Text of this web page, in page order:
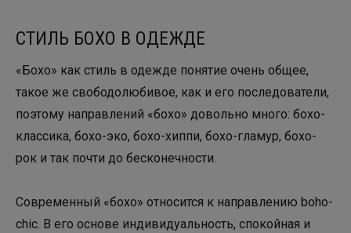
СТИЛЬ БОХО В ОДЕЖДЕ
«Бохо» как стиль в одежде понятие очень общее,
такое же свободолюбивое, как и его последователи,
поэтому направлений «бохо» довольно много: бохо-
классика, бохо-эко, бохо-хиппи, бохо-гламур, бохо-
рок и так почти до бесконечности.
Современный «бохо» относится к направлению boho-
chic. В его основе индивидуальность, спокойная и